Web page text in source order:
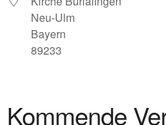
Neu-Ulm
Bayern
89233
Kommende